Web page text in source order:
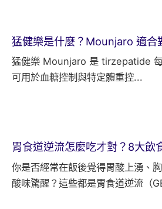
猛健樂是什麼？Mounjaro 適合
猛健樂 Mounjaro 是 tirzepatide 每
可用於血糖控制與特定體重控...
胃食道逆流怎麼吃才對？8大飲
你是否經常在飯後覺得胃酸上湧、
酸味驚醒？這些都是胃食道逆流（